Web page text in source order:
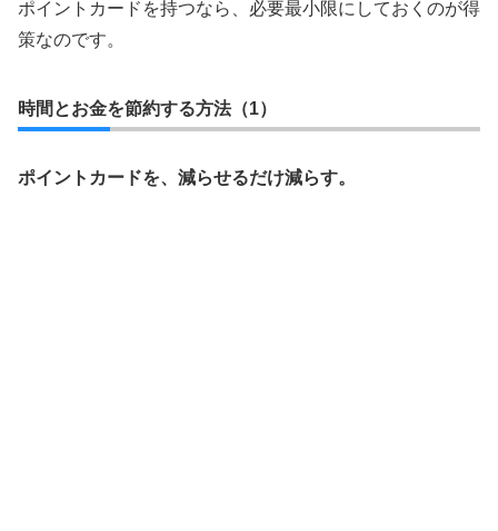
ポイントカードを持つなら、必要最小限にしておくのが得
策なのです。
時間とお金を節約する方法（1）
ポイントカードを、減らせるだけ減らす。